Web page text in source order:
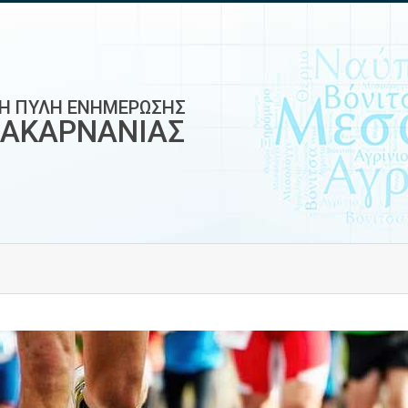
ΠΥΛΗ ΕΝΗΜΕΡΩΣΗΣ